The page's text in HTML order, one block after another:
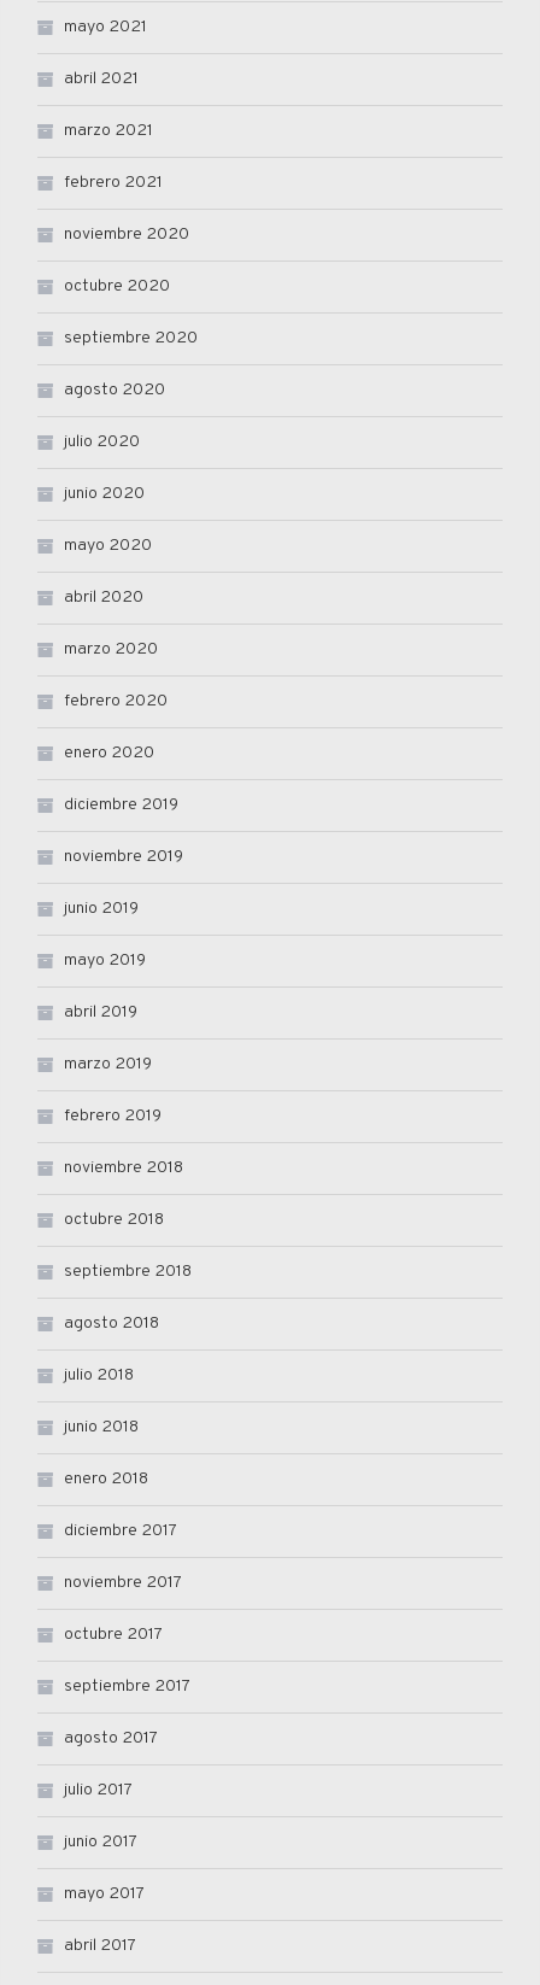
mayo 2021
abril 2021
marzo 2021
febrero 2021
noviembre 2020
octubre 2020
septiembre 2020
agosto 2020
julio 2020
junio 2020
mayo 2020
abril 2020
marzo 2020
febrero 2020
enero 2020
diciembre 2019
noviembre 2019
junio 2019
mayo 2019
abril 2019
marzo 2019
febrero 2019
noviembre 2018
octubre 2018
septiembre 2018
agosto 2018
julio 2018
junio 2018
enero 2018
diciembre 2017
noviembre 2017
octubre 2017
septiembre 2017
agosto 2017
julio 2017
junio 2017
mayo 2017
abril 2017